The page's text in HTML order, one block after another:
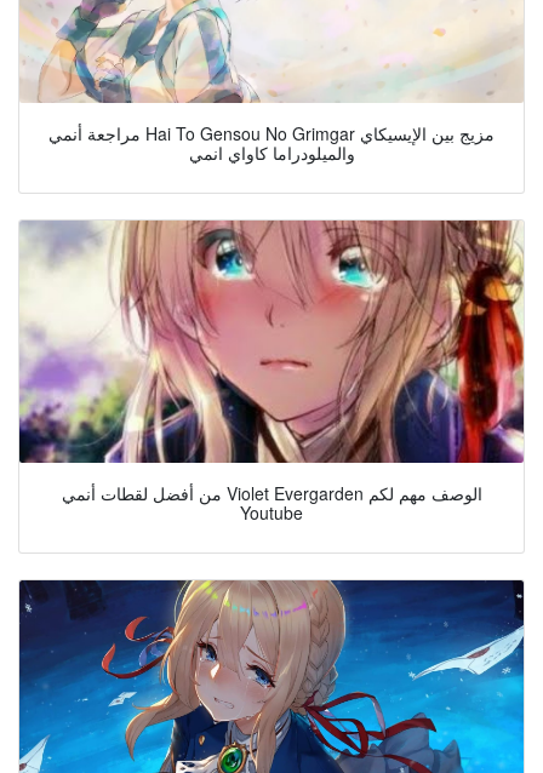
مراجعة أنمي Hai To Gensou No Grimgar مزيج بين الإيسيكاي
والميلودراما كاواي انمي
من أفضل لقطات أنمي Violet Evergarden الوصف مهم لكم
Youtube